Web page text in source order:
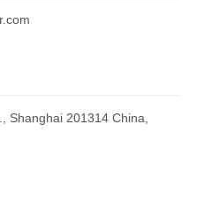
Shanghai 201314 China,